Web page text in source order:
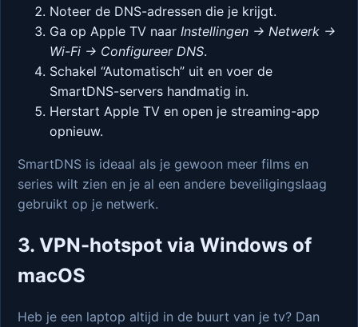
Noteer de DNS-adressen die je krijgt.
Ga op Apple TV naar Instellingen → Netwerk →
Wi-Fi → Configureer DNS.
Schakel “Automatisch” uit en voer de
SmartDNS-servers handmatig in.
Herstart Apple TV en open je streaming-app
opnieuw.
SmartDNS is ideaal als je gewoon meer films en
series wilt zien en je al een andere beveiligingslaag
gebruikt op je netwerk.
3. VPN-hotspot via Windows of
macOS
Heb je een laptop altijd in de buurt van je tv? Dan